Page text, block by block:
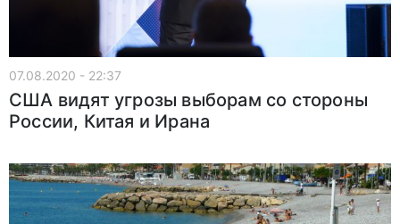
07.08.2020 - 22:37
США видят угрозы выборам со стороны
России, Китая и Ирана